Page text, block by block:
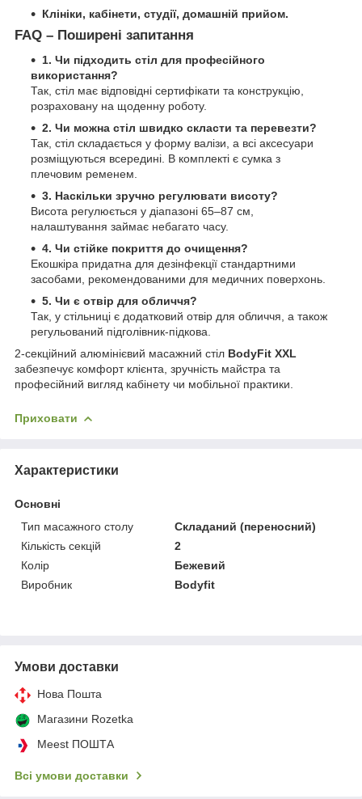
Клініки, кабінети, студії, домашній прийом.
FAQ – Поширені запитання
1. Чи підходить стіл для професійного
використання?
Так, стіл має відповідні сертифікати та конструкцію,
розраховану на щоденну роботу.
2. Чи можна стіл швидко скласти та перевезти?
Так, стіл складається у форму валізи, а всі аксесуари
розміщуються всередині. В комплекті є сумка з
плечовим ременем.
3. Наскільки зручно регулювати висоту?
Висота регулюється у діапазоні 65–87 см,
налаштування займає небагато часу.
4. Чи стійке покриття до очищення?
Екошкіра придатна для дезінфекції стандартними
засобами, рекомендованими для медичних поверхонь.
5. Чи є отвір для обличчя?
Так, у стільниці є додатковий отвір для обличчя, а також
регульований підголівник-підкова.
2-секційний алюмінієвий масажний стіл BodyFit XXL
забезпечує комфорт клієнта, зручність майстра та
професійний вигляд кабінету чи мобільної практики.
Приховати
Характеристики
Основні
Тип масажного столу
Складаний (переносний)
Кількість секцій
2
Колір
Бежевий
Виробник
Bodyfit
Умови доставки
Нова Пошта
Магазини Rozetka
Meest ПОШТА
Всі умови доставки